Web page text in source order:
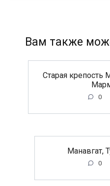
Вам также
Старая крепость
0
Манавгат,
0